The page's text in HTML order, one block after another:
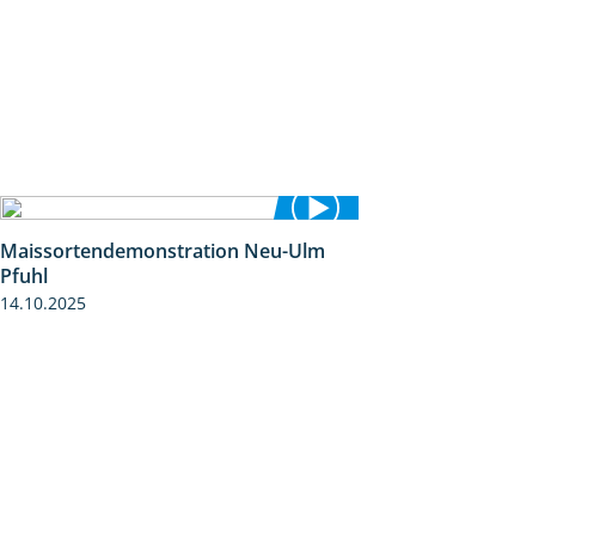
7:10
Maissortendemonstration Neu-Ulm
Pfuhl
14.10.2025